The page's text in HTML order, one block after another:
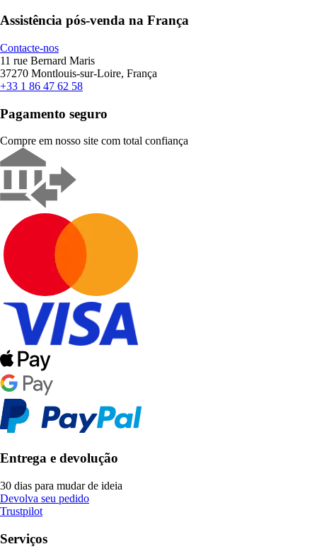
Assistência pós-venda na França
Contacte-nos
11 rue Bernard Maris
37270 Montlouis-sur-Loire, França
+33 1 86 47 62 58
Pagamento seguro
Compre em nosso site com total confiança
Entrega e devolução
30 dias para mudar de ideia
Devolva seu pedido
Trustpilot
Serviços